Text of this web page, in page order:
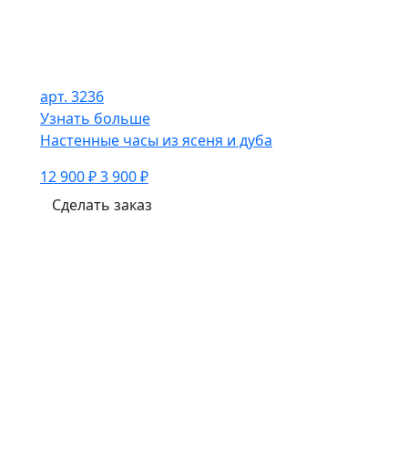
арт. 3236
Узнать больше
Настенные часы из ясеня и дуба
12 900 ₽3 900 ₽
Сделать заказ